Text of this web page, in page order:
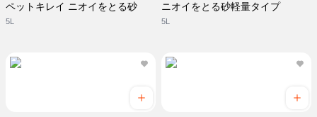
ペットキレイ ニオイをとる砂
5L
ニオイをとる砂軽量タイプ
5L